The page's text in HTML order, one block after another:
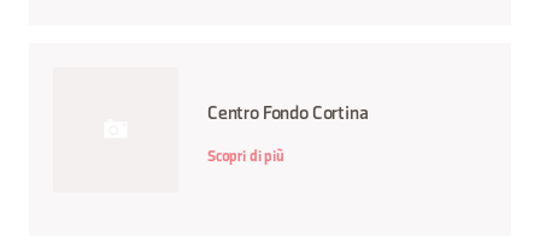
Centro Fondo Cortina
Scopri di più